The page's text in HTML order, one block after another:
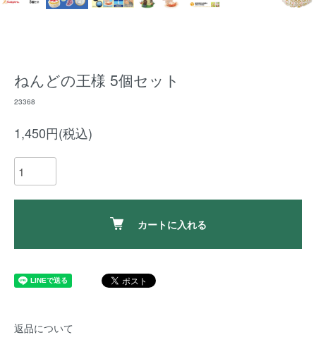
ねんどの王様 5個セット
23368
1,450円(税込)
カートに入れる
返品について